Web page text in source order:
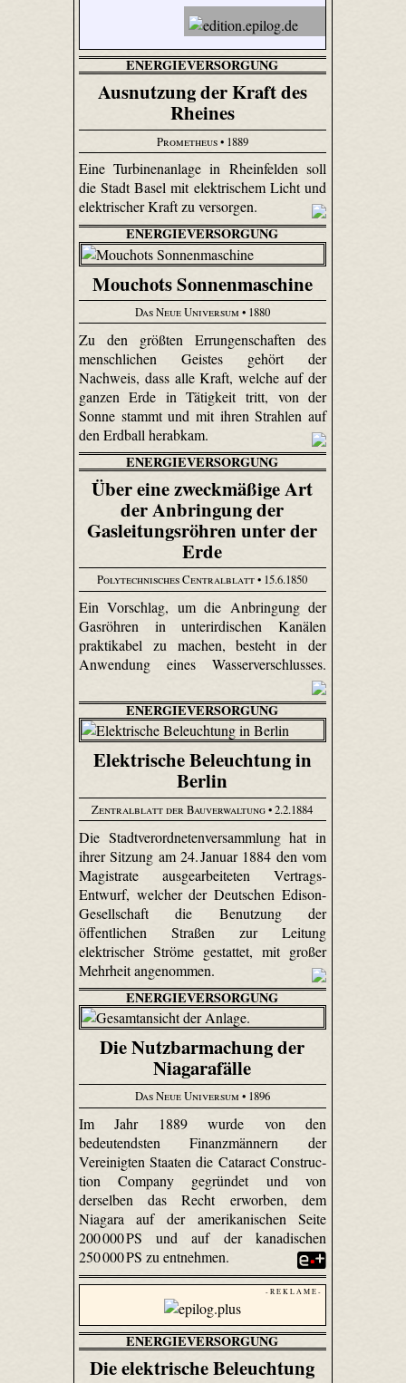
ENERGIEVERSORGUNG
Ausnutzung der Kraft des
Rheines
Prometheus• 1889
Eine Turbinenanlage in Rheinfelden soll
die Stadt Basel mit elektrischem Licht und
elektrischer Kraft zu versorgen.
ENERGIEVERSORGUNG
Mouchots Sonnenmaschine
Das Neue Universum • 1880
Zu den größten Errungenschaften des
menschlichen Geistes gehört der
Nachweis, dass alle Kraft, welche auf der
ganzen Erde in Tätigkeit tritt, von der
Sonne stammt und mit ihren Strahlen auf
den Erdball herabkam.
ENERGIEVERSORGUNG
Über eine zweckmäßige Art
der Anbringung der
Gasleitungsröhren unter der
Erde
Polytechnisches Centralblatt• 15.6.1850
Ein Vorschlag, um die Anbringung der
Gasröhren in unterirdischen Kanälen
praktikabel zu machen, besteht in der
Anwendung eines Wasserverschlusses.
ENERGIEVERSORGUNG
Elektrische Beleuchtung in
Berlin
Zentralblatt der Bauverwaltung• 2.2.1884
Die Stadtverordnetenversammlung hat in
ihrer Sitzung am 24. Januar 1884 den vom
Magistrate ausgearbeiteten Vertrags-
Entwurf, welcher der Deutschen Edison-
Gesellschaft die Benutzung der
öffentlichen Straßen zur Leitung
elektrischer Ströme gestattet, mit großer
Mehrheit angenommen.
ENERGIEVERSORGUNG
Die Nutzbarmachung der
Niagarafälle
Das Neue Universum• 1896
Im Jahr 1889 wurde von den
bedeutendsten Finanzmännern der
Vereinigten Staaten die Cata­ract Con­struc­
tion Company gegründet und von
derselben das Recht erworben, dem
Niagara auf der amerikanischen Seite
200 000 PS und auf der kanadischen
250 000 PS zu entnehmen.
- R E K L A M E -
ENERGIEVERSORGUNG
Die elektrische Beleuchtung